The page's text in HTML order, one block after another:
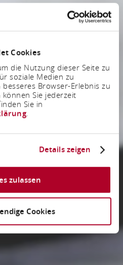
Cookies
die Nutzung dieser Seite zu
soziale Medien zu
Browser-Erlebnis zu
Sie jederzeit
Sie in
.
Details zeigen
zulassen
Cookies